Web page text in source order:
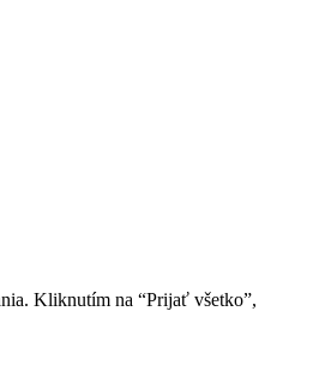
Kliknutím na “Prijať všetko”,